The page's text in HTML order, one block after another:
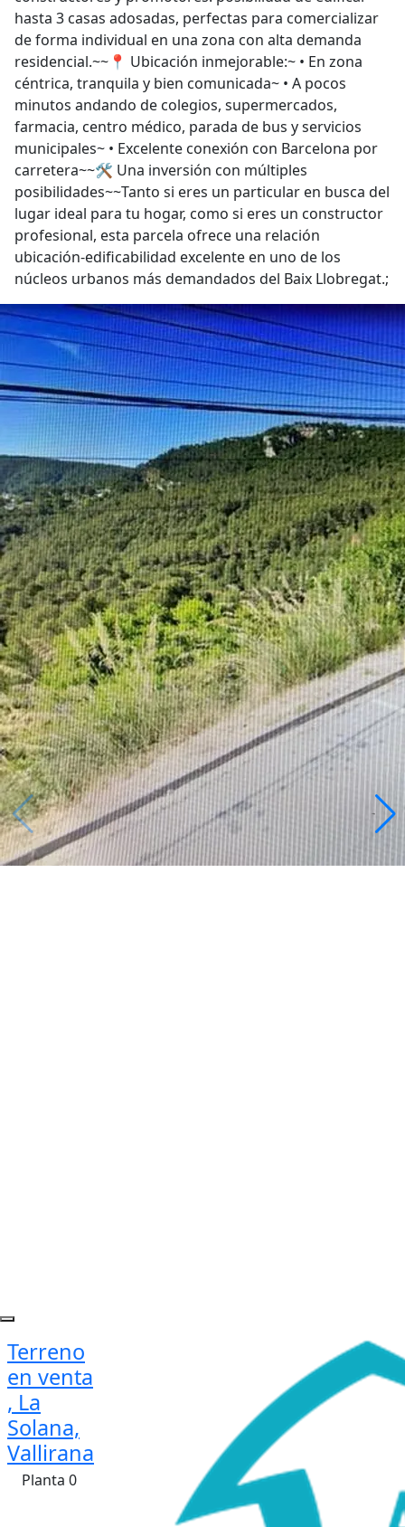
hasta 3 casas adosadas, perfectas para comercializar
de forma individual en una zona con alta demanda
residencial.~~📍 Ubicación inmejorable:~ • En zona
céntrica, tranquila y bien comunicada~ • A pocos
minutos andando de colegios, supermercados,
farmacia, centro médico, parada de bus y servicios
municipales~ • Excelente conexión con Barcelona por
carretera~~🛠️ Una inversión con múltiples
posibilidades~~Tanto si eres un particular en busca del
lugar ideal para tu hogar, como si eres un constructor
profesional, esta parcela ofrece una relación
ubicación-edificabilidad excelente en uno de los
núcleos urbanos más demandados del Baix Llobregat.;
Terreno
en venta
, La
Solana,
Vallirana
Planta 0